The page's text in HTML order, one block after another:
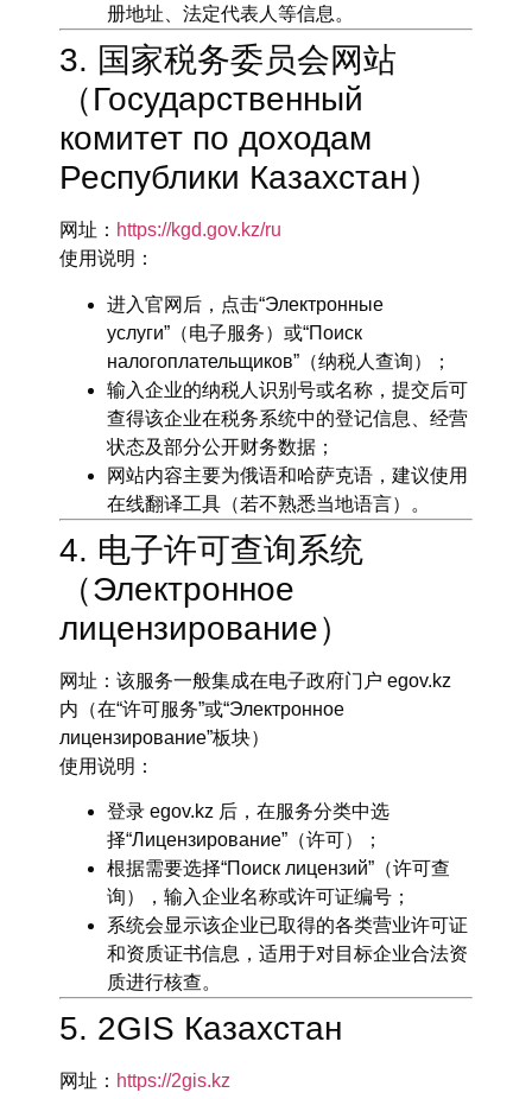
册地址、法定代表人等信息。
3. 国家税务委员会网站
（Государственный
комитет по доходам
Республики Казахстан）
网址 ： https://kgd.gov.kz/ru
使用说明 ：
进入官网后，点击“Электронные
услуги”（电子服务）或“Поиск
налогоплательщиков”（纳税人查询）；
输入企业的纳税人识别号或名称，提交后可
查得该企业在税务系统中的登记信息、经营
状态及部分公开财务数据；
网站内容主要为俄语和哈萨克语，建议使用
在线翻译工具（若不熟悉当地语言）。
4. 电子许可查询系统
（Электронное
лицензирование）
网址 ：该服务一般集成在电子政府门户 egov.kz
内（在“许可服务”或“Электронное
лицензирование”板块）
使用说明 ：
登录 egov.kz 后，在服务分类中选
择“Лицензирование”（许可）；
根据需要选择“Поиск лицензий”（许可查
询），输入企业名称或许可证编号；
系统会显示该企业已取得的各类营业许可证
和资质证书信息，适用于对目标企业合法资
质进行核查。
5. 2GIS Казахстан
网址 ： https://2gis.kz